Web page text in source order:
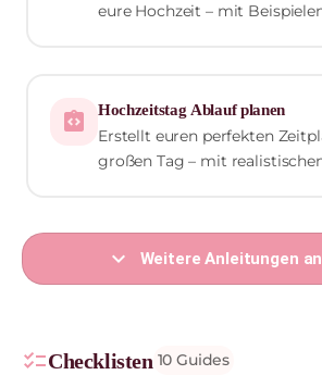
eure Hochzeit – mit
integration_instructions Hochzeitstag Ablauf planen
Erstellt euren perfekten
großen Tag – mit
expand_more Weitere Anleitungen
checklistChecklisten 10 Guides